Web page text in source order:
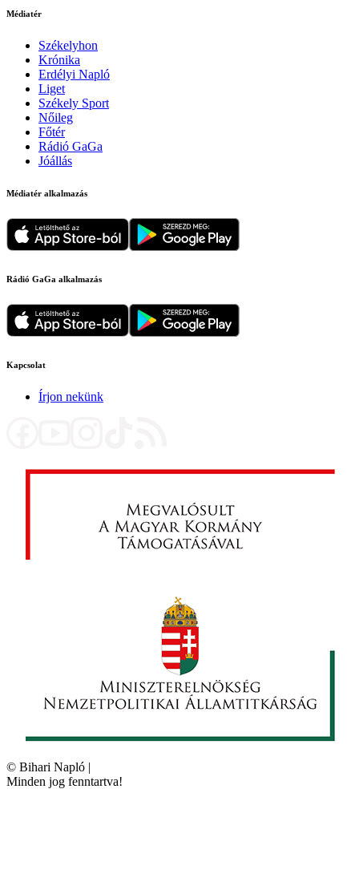
Médiatér
Székelyhon
Krónika
Erdélyi Napló
Liget
Székely Sport
Nőileg
Főtér
Rádió GaGa
Jóállás
Médiatér alkalmazás
Rádió GaGa alkalmazás
Kapcsolat
Írjon nekünk
© Bihari Napló |
Minden jog fenntartva!